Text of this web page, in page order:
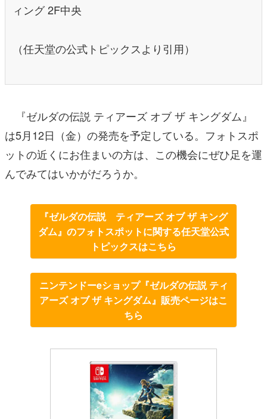
ィング 2F中央
（任天堂の公式トピックスより引用）
『ゼルダの伝説 ティアーズ オブ ザ キングダム』
は5月12日（金）の発売を予定している。フォトスポ
ットの近くにお住まいの方は、この機会にぜひ足を運
んでみてはいかがだろうか。
『ゼルダの伝説 ティアーズ オブ ザ キング
ダム』のフォトスポットに関する任天堂公式
トピックスはこちら
ニンテンドーeショップ『ゼルダの伝説 ティ
アーズ オブ ザ キングダム』販売ページはこ
ちら